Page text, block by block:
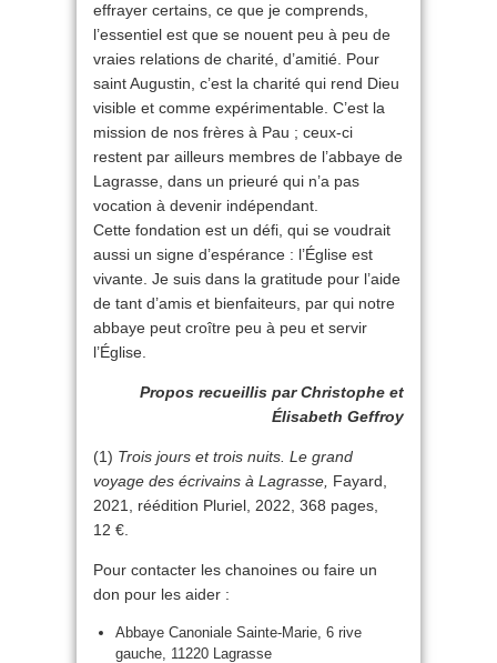
effrayer certains, ce que je comprends,
l’essentiel est que se nouent peu à peu de
vraies relations de charité, d’amitié. Pour
saint Augustin, c’est la charité qui rend Dieu
visible et comme expérimentable. C’est la
mission de nos frères à Pau ; ceux-ci
restent par ailleurs membres de l’abbaye de
Lagrasse, dans un prieuré qui n’a pas
vocation à devenir indépendant.
Cette fondation est un défi, qui se voudrait
aussi un signe d’espérance : l’Église est
vivante. Je suis dans la gratitude pour l’aide
de tant d’amis et bienfaiteurs, par qui notre
abbaye peut croître peu à peu et servir
l’Église.
Propos recueillis par Christophe et
Élisabeth Geffroy
(1) Trois jours et trois nuits. Le grand
voyage des écrivains à Lagrasse, Fayard,
2021, réédition Pluriel, 2022, 368 pages,
12 €.
Pour contacter les chanoines ou faire un
don pour les aider :
Abbaye Canoniale Sainte-Marie, 6 rive
gauche, 11220 Lagrasse